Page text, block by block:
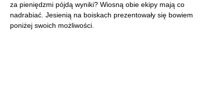
za pieniędzmi pójdą wyniki? Wiosną obie ekipy mają co
nadrabiać. Jesienią na boiskach prezentowały się bowiem
poniżej swoich możliwości.